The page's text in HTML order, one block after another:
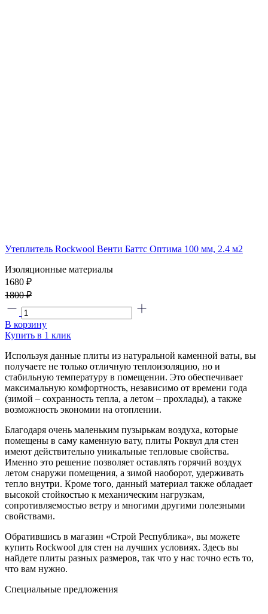
Утеплитель Rockwool Венти Баттс Оптима 100 мм, 2.4 м2
Изоляционные материалы
1680 ₽
1800 ₽
В корзину
Купить в 1 клик
Используя данные плиты из натуральной каменной ваты, вы
получаете не только отличную теплоизоляцию, но и
стабильную температуру в помещении. Это обеспечивает
максимальную комфортность, независимо от времени года
(зимой – сохранность тепла, а летом – прохлады), а также
возможность экономии на отоплении.
Благодаря очень маленьким пузырькам воздуха, которые
помещены в саму каменную вату, плиты Роквул для стен
имеют действительно уникальные тепловые свойства.
Именно это решение позволяет оставлять горячий воздух
летом снаружи помещения, а зимой наоборот, удерживать
тепло внутри. Кроме того, данный материал также обладает
высокой стойкостью к механическим нагрузкам,
сопротивляемостью ветру и многими другими полезными
свойствами.
Обратившись в магазин «Строй Республика», вы можете
купить Rockwool для стен на лучших условиях. Здесь вы
найдете плиты разных размеров, так что у нас точно есть то,
что вам нужно.
Специальные предложения